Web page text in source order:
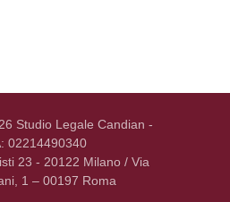
Studio Legale Candian -
02214490340
23 - 20122 Milano / Via
1 – 00197 Roma